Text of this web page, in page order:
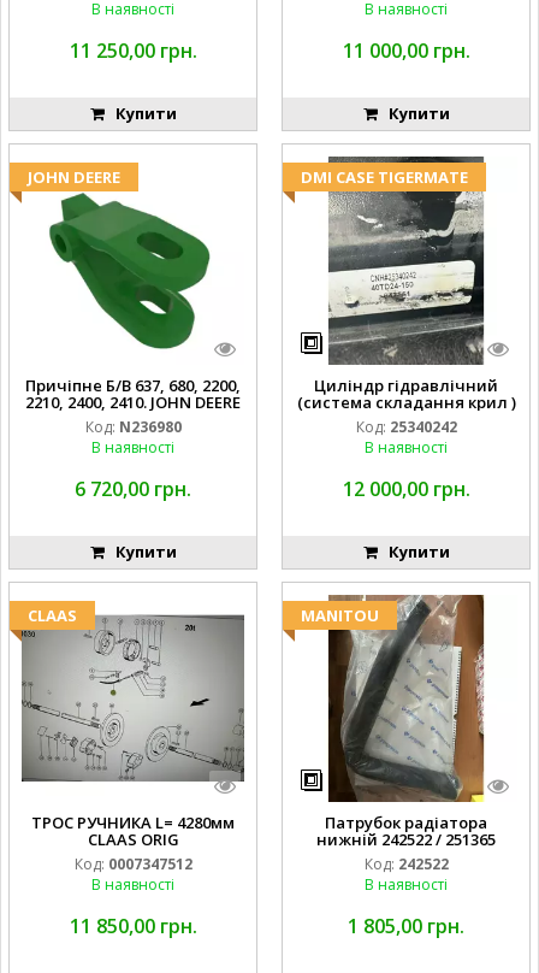
В наявності
11 250,00 грн.
Купити
В наявності
11 000,00 грн.
Купити
JOHN DEERE
Причіпне Б/В 637, 680, 2200,
2210, 2400, 2410. JOHN DEERE
Код: N236980
В наявності
6 720,00 грн.
Купити
DMI CASE TIGERMATE
Циліндр гідравлічний
(система складання крил )
Код: 25340242
В наявності
12 000,00 грн.
Купити
CLAAS
ТРОС РУЧНИКА L= 4280мм
CLAAS ORIG
Код: 0007347512
В наявності
11 850,00 грн.
MANITOU
Патрубок радіатора
нижній 242522 / 251365
Код: 242522
В наявності
1 805,00 грн.